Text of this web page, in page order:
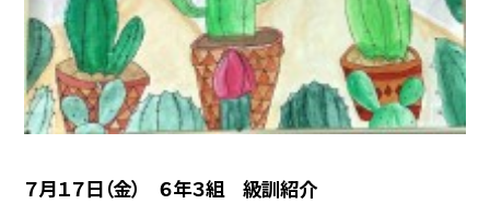
７月１７日（金） ６年３組 級訓紹介